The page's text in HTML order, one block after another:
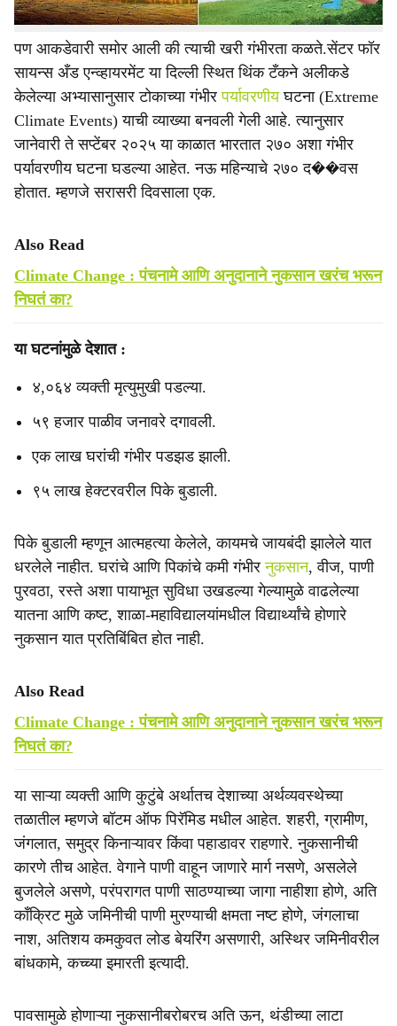
पण आकडेवारी समोर आली की त्याची खरी गंभीरता कळते.सेंटर फॉर
सायन्स अँड एन्व्हायरमेंट या दिल्ली स्थित थिंक टँकने अलीकडे
केलेल्या अभ्यासानुसार टोकाच्या गंभीरपर्यावरणीयघटना (Extreme
Climate Events) याची व्याख्या बनवली गेली आहे. त्यानुसार
जानेवारी ते सप्टेंबर २०२५ या काळात भारतात २७० अशा गंभीर
पर्यावरणीय घटना घडल्या आहेत. नऊ महिन्याचे २७० द��वस
होतात. म्हणजे सरासरी दिवसाला एक.
Also Read
Climate Change : पंचनामे आणि अनुदानाने नुकसान खरंच भरून
निघतं का?
या घटनांमुळे देशात :
४,०६४ व्यक्ती मृत्युमुखी पडल्या.
५९ हजार पाळीव जनावरे दगावली.
एक लाख घरांची गंभीर पडझड झाली.
९५ लाख हेक्टरवरील पिके बुडाली.
पिके बुडाली म्हणून आत्महत्या केलेले, कायमचे जायबंदी झालेले यात
धरलेले नाहीत. घरांचे आणि पिकांचे कमी गंभीरनुकसान, वीज, पाणी
पुरवठा, रस्ते अशा पायाभूत सुविधा उखडल्या गेल्यामुळे वाढलेल्या
यातना आणि कष्ट, शाळा-महाविद्यालयांमधील विद्यार्थ्यांचे होणारे
नुकसान यात प्रतिबिंबित होत नाही.
Also Read
Climate Change : पंचनामे आणि अनुदानाने नुकसान खरंच भरून
निघतं का?
या साऱ्या व्यक्ती आणि कुटुंबे अर्थातच देशाच्या अर्थव्यवस्थेच्या
तळातील म्हणजे बॉटम ऑफ पिरॅमिड मधील आहेत. शहरी, ग्रामीण,
जंगलात, समुद्र किनाऱ्यावर किंवा पहाडावर राहणारे. नुकसानीची
कारणे तीच आहेत. वेगाने पाणी वाहून जाणारे मार्ग नसणे, असलेले
बुजलेले असणे, परंपरागत पाणी साठण्याच्या जागा नाहीशा होणे, अति
काँक्रिट मुळे जमिनीची पाणी मुरण्याची क्षमता नष्ट होणे, जंगलाचा
नाश, अतिशय कमकुवत लोड बेयरिंग असणारी, अस्थिर जमिनीवरील
बांधकामे, कच्च्या इमारती इत्यादी.
पावसामुळे होणाऱ्या नुकसानीबरोबरच अति ऊन, थंडीच्या लाटा